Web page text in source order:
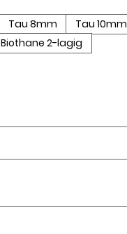
Tau 8mm
Tau 10mm
Biothane 2-lagig